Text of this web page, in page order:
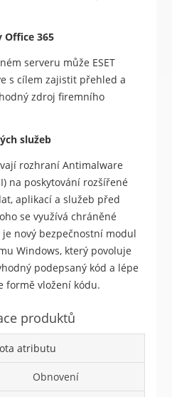
Office 365
serveru může ESET
s cílem zajistit přehled a
zdroj firemního
služeb
rozhraní Antimalware
na poskytování rozšířené
aplikací a služeb před
se využívá chráněné
nový bezpečnostní modul
Windows, který povoluje
podepsaný kód a lépe
formě vložení kódu.
produktů
atributu
Obnovení